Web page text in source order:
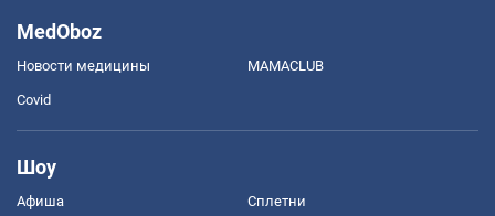
MedOboz
Новости медицины MAMACLUB
Covid
Шоу
Афиша Сплетни